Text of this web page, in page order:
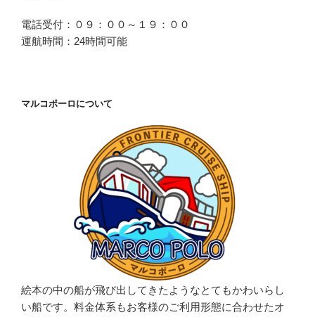
電話受付：０９：００～１９：００
運航時間：24時間可能
マルコポーロについて
絵本の中の船が飛び出してきたようなとてもかわいらし
い船です。料金体系もお客様のご利用形態に合わせたオ